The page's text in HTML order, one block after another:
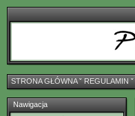
STRONA GŁÓWNAˇ REGULAMIN ˇ
Nawigacja